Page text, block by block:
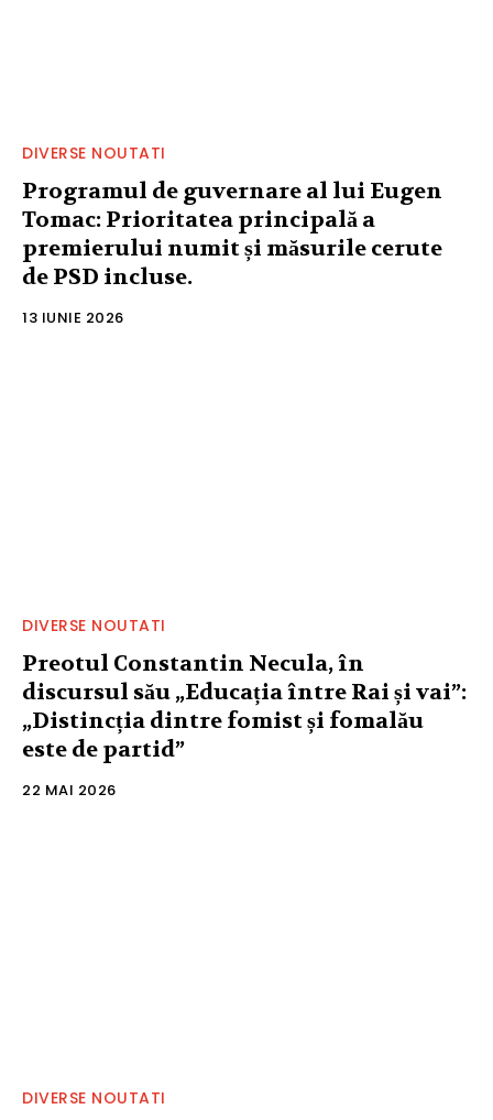
DIVERSE NOUTATI
Programul de guvernare al lui Eugen
Tomac: Prioritatea principală a
premierului numit și măsurile cerute
de PSD incluse.
13 IUNIE 2026
DIVERSE NOUTATI
Preotul Constantin Necula, în
discursul său „Educația între Rai și vai”:
„Distincția dintre fomist și fomalău
este de partid”
22 MAI 2026
DIVERSE NOUTATI